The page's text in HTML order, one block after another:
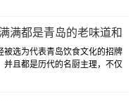
满都是青岛的老味道和
被选为代表青岛饮食文化的招牌
且都是历代的名厨主理，不仅
品。